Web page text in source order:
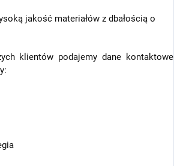
jakość materiałów z dbałością o
klientów podajemy dane kontaktowe